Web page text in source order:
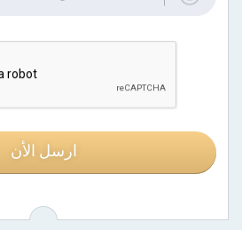
ارسل الأن